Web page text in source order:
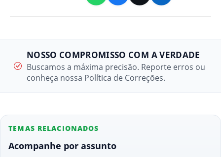
NOSSO COMPROMISSO COM A VERDADE
Buscamos a máxima precisão. Reporte erros ou
conheça nossa Política de Correções.
TEMAS RELACIONADOS
Acompanhe por assunto